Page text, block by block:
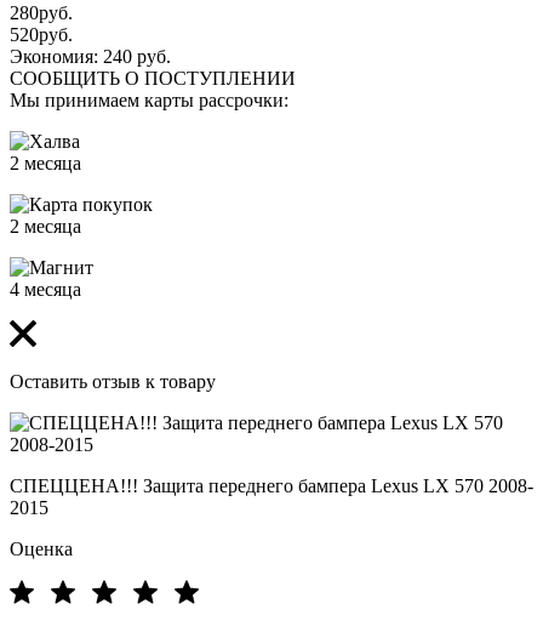
280руб.
520руб.
Экономия: 240 руб.
СООБЩИТЬ О ПОСТУПЛЕНИИ
Мы принимаем карты рассрочки:
2 месяца
2 месяца
4 месяца
Оставить отзыв к товару
СПЕЦЦЕНА!!! Защита переднего бампера Lexus LX 570 2008-
2015
Оценка